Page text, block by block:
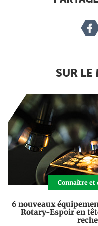
SUR LE
Connaître et
6 nouveaux
Rotary-Espoir en